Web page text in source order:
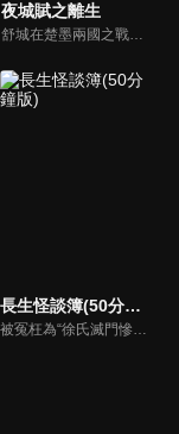
夜城賦之離生
舒城在楚墨兩國之戰中落敗，並成為了墨國五皇女莫茴的魂器。失去自我意識的舒城跟隨姐姐莫茹回到墨國，面對失而復得的妹妹，莫茹欣喜又憂慮。為了保護親人和國家她棄醫從戎，甚至為了保護莫茴不惜被砍掉一條手臂，然而這一切都阻擋不了局勢的動盪不安...
長生怪談簿(50分鐘版)
被冤枉為“徐氏滅門慘案”兇手的主人公在多年後深陷倖存者的複仇圈套，成功說服其共同對抗真兇，並找出真相的故事。整個故事發生在一個荒山客棧，眾人鬥智斗勇，一步步揭開每個人的秘密，還原案件本來面目。